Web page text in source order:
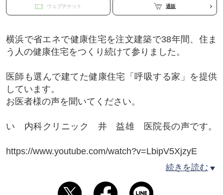
ウェブチケット 通販
横浜で省エネで健康住宅を注文建築で38年間、住ま
う人の健康住宅をつくり続けて参りました。
医師も選んで建てた健康住宅「呼吸する家」を提供
しています。
お医者様の声を聞いてください。
い 内科クリニック 井 益雄 医院長の声です。
https://www.youtube.com/watch?v=LbipV5XjzyE
の声も聞いてください。
続きを読む